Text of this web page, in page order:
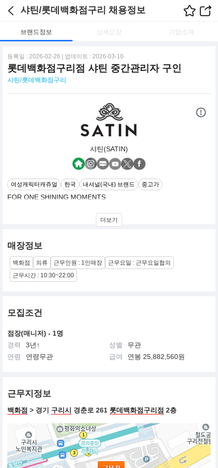
샤틴/롯데백화점구리 채용정보
브랜드정보 상세요강 기업소개
등록일 : 2026-02-26 | 업데이트 : 2026-03-10
롯데백화점구리점 샤틴 중간관리자 구인
샤틴/롯데백화점구리
샤틴(SATIN)
여성캐릭터캐쥬얼 한국 내셔널(국내) 브랜드 중고가
FOR ONE SHINING MOMENTS
SATIN의 아카이브인 로맨틱 페미닌 감성을 보다 세련되고 현대적인
시그니처룩으로 재해석
환상적인 컬러와 패턴 그리고 드라마틱한 소재가 믹스된 모던 페미
닌 스타일로
일상에서 다양한 크로스코디가 가능하며 SATIN의 아이덴티티에 대
한 새로운 해석과 시각을 제안
Main : 20대 중반부터 30대 초반 여성
더보기
매장정보
백화점 의류 근무인원 : 1인매장
근무요일 : 근무요일협의
근무시간 : 10:30~22:00
모집조건
점장(매니저) - 1명
경력
3년↑ 성별
무관
연령
연령무관 급여 연봉 25,882,560원
근무지정보
백화점 > 경기 구리시 경춘로 261 롯데백화점구리점 2층